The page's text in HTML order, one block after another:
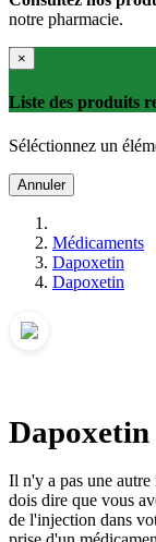
notre pharmacie.
×
Liste des produits
Séléctionnez un
Annuler
Médicaments
Dapoxetin
Dapoxetin
Dapoxetin
Il n'y a pas une
dois dire que vous
de l'injection dans